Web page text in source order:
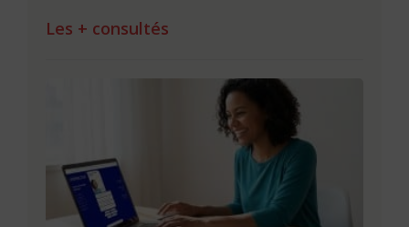
Les + consultés